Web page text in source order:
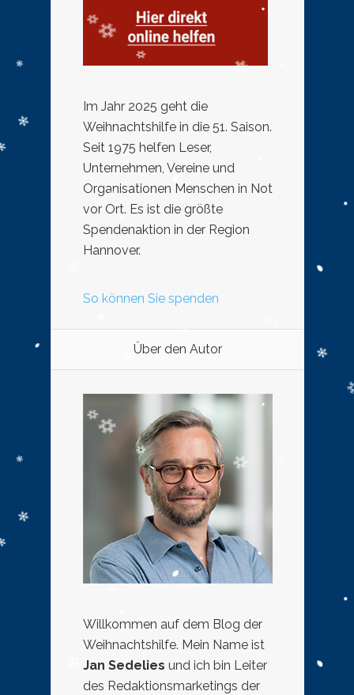
Im Jahr 2025 geht die
Weihnachtshilfe in die 51. Saison.
Seit 1975 helfen Leser,
Unternehmen, Vereine und
Organisationen Menschen in Not
vor Ort. Es ist die größte
Spendenaktion in der Region
Hannover.
So können Sie spenden
Über den Autor
Willkommen auf dem Blog der
Weihnachtshilfe. Mein Name ist
Jan Sedelies und ich bin Leiter
des Redaktionsmarketings der